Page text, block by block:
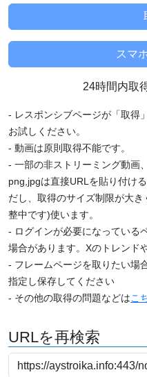
24時間内取
- レスポンシブページが「取得
お試しください。
- 動画は原則取得不能です。
- 一部の非ストリーミング動画
png,jpgは直接URLを貼り付け
だし、取得のサイズ制限が大
整中です)使います。
- ログインが必要になっている
場合があります。Xのトレンド
- フレームページを取りたい場
指定し保存してください
- その他の取得の問題などはこ
URLを再検索